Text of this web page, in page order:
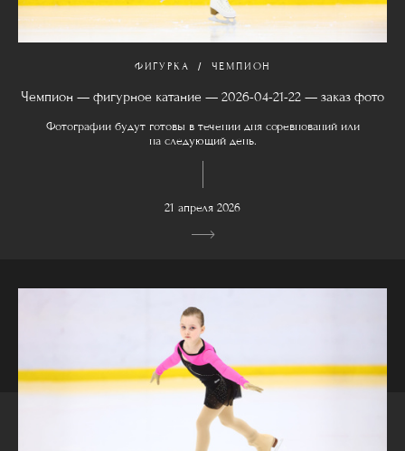
ФИГУРКА ЧЕМПИОН
Чемпион — фигурное катание — 2026-04-21-22 — заказ фото
Фотографии будут готовы в течении дня соревнований или
на следующий день.
21 апреля 2026